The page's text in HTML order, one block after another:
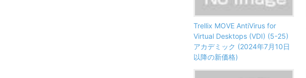
Trellix MOVE AntiVirus for
Virtual Desktops (VDI) (5-25)
アカデミック (2024年7月10日
以降の新価格)